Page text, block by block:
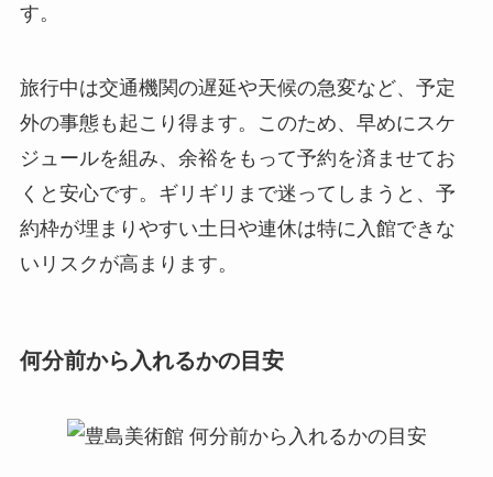
す。
旅行中は交通機関の遅延や天候の急変など、予定
外の事態も起こり得ます。このため、早めにスケ
ジュールを組み、余裕をもって予約を済ませてお
くと安心です。ギリギリまで迷ってしまうと、予
約枠が埋まりやすい土日や連休は特に入館できな
いリスクが高まります。
何分前から入れるかの目安